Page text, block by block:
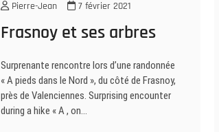
Pierre-Jean 7 février 2021
Frasnoy et ses arbres
Surprenante rencontre lors d’une randonnée
« A pieds dans le Nord », du côté de Frasnoy,
près de Valenciennes. Surprising encounter
during a hike « A , on…